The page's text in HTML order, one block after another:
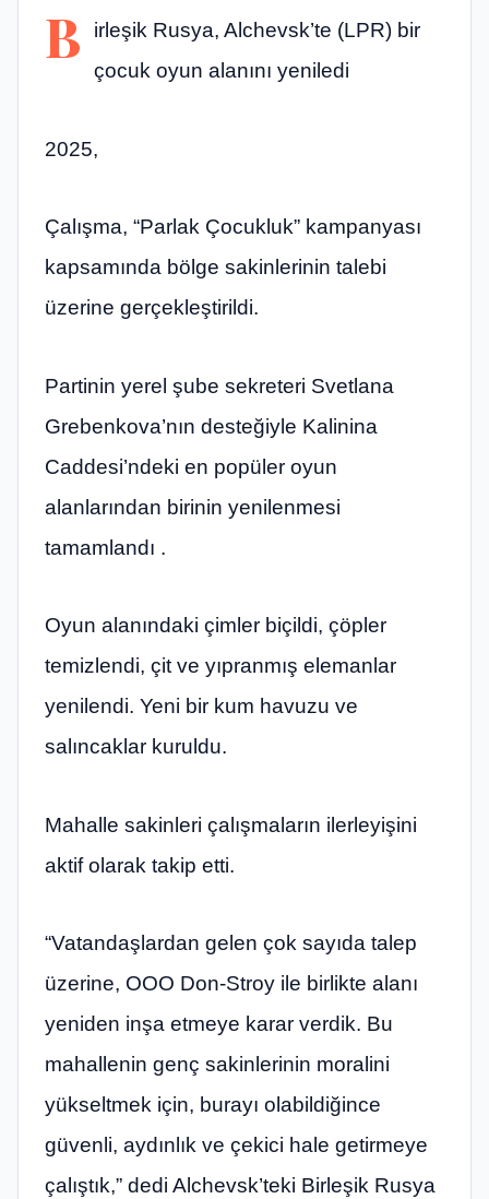
B
irleşik Rusya, Alchevsk’te (LPR) bir
çocuk oyun alanını yeniledi
2025,
Çalışma, “Parlak Çocukluk” kampanyası
kapsamında bölge sakinlerinin talebi
üzerine gerçekleştirildi.
Partinin yerel şube sekreteri Svetlana
Grebenkova’nın desteğiyle Kalinina
Caddesi’ndeki en popüler oyun
alanlarından birinin yenilenmesi
tamamlandı .
Oyun alanındaki çimler biçildi, çöpler
temizlendi, çit ve yıpranmış elemanlar
yenilendi. Yeni bir kum havuzu ve
salıncaklar kuruldu.
Mahalle sakinleri çalışmaların ilerleyişini
aktif olarak takip etti.
“Vatandaşlardan gelen çok sayıda talep
üzerine, OOO Don-Stroy ile birlikte alanı
yeniden inşa etmeye karar verdik. Bu
mahallenin genç sakinlerinin moralini
yükseltmek için, burayı olabildiğince
güvenli, aydınlık ve çekici hale getirmeye
çalıştık,” dedi Alchevsk’teki Birleşik Rusya